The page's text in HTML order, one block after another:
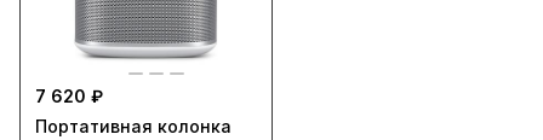
7 620 ₽
Портативная колонка